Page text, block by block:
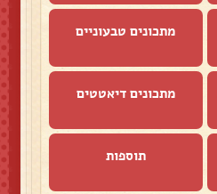
מתכונים טבעוניים
מתכונים דיאטטים
תוספות